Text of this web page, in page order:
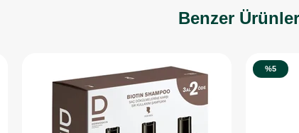
Benzer Ürünler
%5